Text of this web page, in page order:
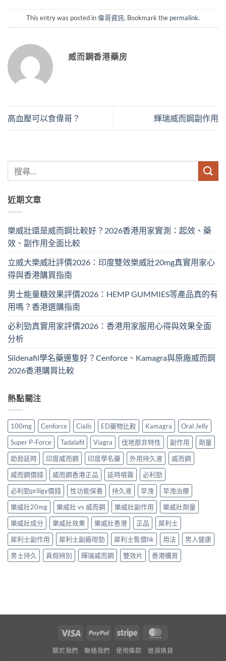
This entry was posted in偉哥資訊. Bookmark the permalink.
威而鋼香港藥房
高血壓可以食偉哥？ 輝瑞威而鋼副作用
近期文章
樂威壯還是威而鋼比較好？2026香港用家實測：起效、藥
效、副作用全面比較
立威大樂威壯評價2026：印度雙效樂威壯20mg真實用家心
得與香港購買指南
男士能量糖效果評價2026：HEMP GUMMIES等產品真的有
用嗎？香港選購指南
必利勁真實用家評價2026：香港用家服用心得與效果全面
分析
Sildenafil學名藥邊隻好？Cenforce、Kamagra與原廠威而鋼
2026香港購買比較
熱點關注
100mg Cenforce Cialis ED藥物比較 Kamagra
Oral Jelly
Super P-Force
Tadalafil Viagra 伐地那非特性 副作用
劑量
助勃延時
印度威而鋼 印度學名藥 外用持久液
威而鋼
威而鋼價錢
威而鋼香港正品 延時噴霧
必利勁
必利勁priligy價錢
性功能保養 持久液 早洩
早洩治療
樂威壯20mg
樂威壯 vs 威而鋼 樂威壯副作用
樂威壯劑量
樂威壯成分
樂威壯效果 樂威壯香港 正品
犀利士
犀利士副作用
犀利士副廠咁勁 犀利士售價hk 用法
男人健康
男士持久
真假辨別 輝瑞威而鋼 雙效片 香港購買
Visa PayPal Stripe
關於我們 聯絡我們 使用條款 退貨換貨